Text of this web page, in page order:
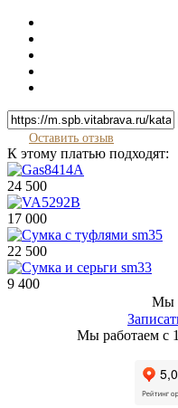
Оставить отзыв
К этому платью подходят:
24 500
17 000
22 500
9 400
Мы
Мы работаем с